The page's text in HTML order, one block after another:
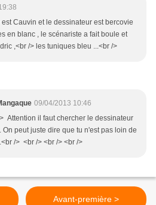
Cauvin et le dessinateur est bercovie
en blanc , le scénariste a fait boule et
,<br /> les tuniques bleu ...<br />
09/04/2013 10:46
Attention il faut chercher le dessinateur
On peut juste dire que tu n'est pas loin de
/> <br /> <br /> <br />
Avant-première >